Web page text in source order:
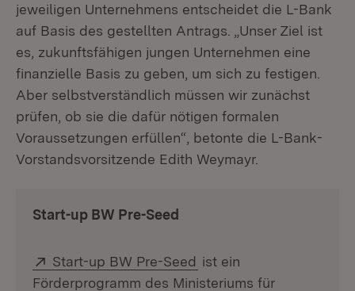
jeweiligen Unternehmens entscheidet die L-Bank
auf Basis des gestellten Antrags. „Unser Ziel ist
es, zukunftsfähigen jungen Unternehmen eine
finanzielle Basis zu geben, um sich zu festigen.
Aber selbstverständlich müssen wir zunächst
prüfen, ob sie die dafür nötigen formalen
Voraussetzungen erfüllen“, betonte die L-Bank-
Vorstandsvorsitzende Edith Weymayr.
Start-up BW Pre-Seed
Extern:
Start-up BW Pre-Seed (Öffnet in neuem
ist ein
Förderprogramm des Ministeriums für